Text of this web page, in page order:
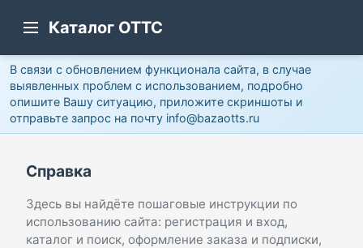
Каталог ОТТС
В связи с обновлением функционала сайта, в случае
выявленных проблем с использованием, подробно
опишите Вашу ситуацию, приложите скриншоты и
отправьте запрос на почту info@bazaotts.ru
Справка
Здесь вы найдёте пошаговые инструкции по
использованию сайта: регистрация и вход,
каталог и поиск, оформление заказа и подписки,